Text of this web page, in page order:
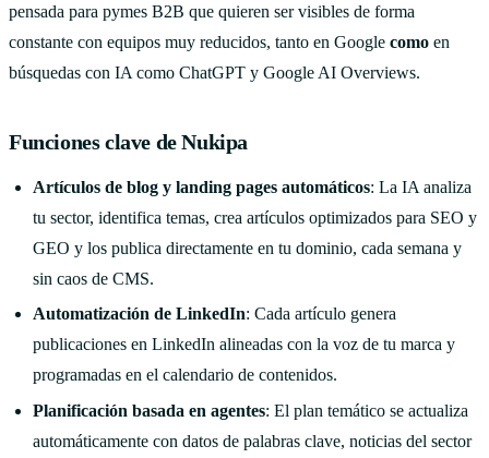
pensada para pymes B2B que quieren ser visibles de forma
constante con equipos muy reducidos, tanto en Google como en
búsquedas con IA como ChatGPT y Google AI Overviews.
Funciones clave de Nukipa
Artículos de blog y landing pages automáticos: La IA analiza
tu sector, identifica temas, crea artículos optimizados para SEO y
GEO y los publica directamente en tu dominio, cada semana y
sin caos de CMS.
Automatización de LinkedIn: Cada artículo genera
publicaciones en LinkedIn alineadas con la voz de tu marca y
programadas en el calendario de contenidos.
Planificación basada en agentes: El plan temático se actualiza
automáticamente con datos de palabras clave, noticias del sector